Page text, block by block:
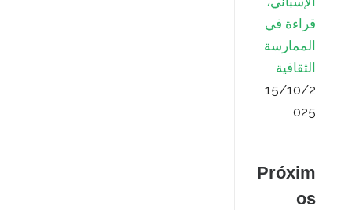
قراءة في
الممارسة
الثقافية
15/10/2
025
Próxim
os